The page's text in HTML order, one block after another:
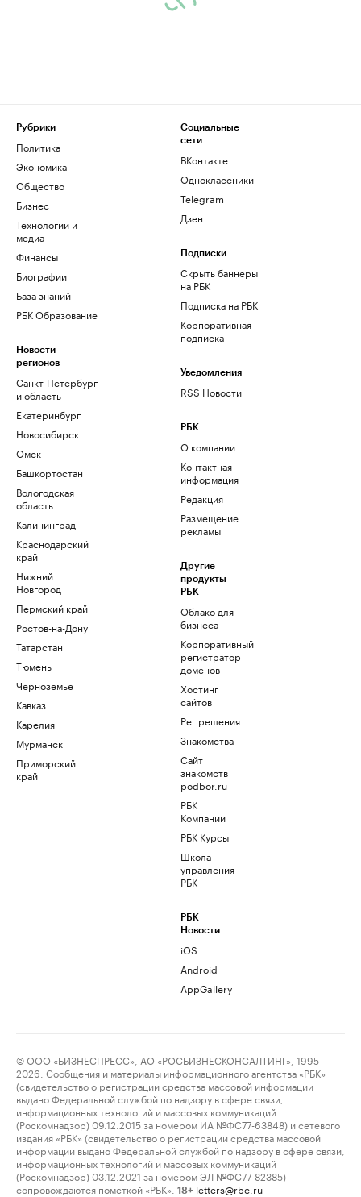
Рубрики
Политика
Экономика
Общество
Бизнес
Технологии и
медиа
Финансы
Биографии
База знаний
РБК Образование
Новости
регионов
Санкт-Петербург
и область
Екатеринбург
Новосибирск
Омск
Башкортостан
Вологодская
область
Калининград
Краснодарский
край
Нижний
Новгород
Пермский край
Ростов-на-Дону
Татарстан
Тюмень
Черноземье
Кавказ
Карелия
Мурманск
Приморский
край
Социальные
сети
ВКонтакте
Одноклассники
Telegram
Дзен
Подписки
Скрыть баннеры
на РБК
Подписка на РБК
Корпоративная
подписка
Уведомления
RSS Новости
РБК
О компании
Контактная
информация
Редакция
Размещение
рекламы
Другие
продукты
РБК
Облако для
бизнеса
Корпоративный
регистратор
доменов
Хостинг
сайтов
Рег.решения
Знакомства
Сайт
знакомств
podbor.ru
РБК
Компании
РБК Курсы
Школа
управления
РБК
РБК
Новости
iOS
Android
AppGallery
© ООО «БИЗНЕСПРЕСС», АО «РОСБИЗНЕСКОНСАЛТИНГ», 1995–
2026. Сообщения и материалы информационного агентства «РБК»
(свидетельство о регистрации средства массовой информации
выдано Федеральной службой по надзору в сфере связи,
информационных технологий и массовых коммуникаций
(Роскомнадзор) 09.12.2015 за номером ИА №ФС77-63848) и сетевого
издания «РБК» (свидетельство о регистрации средства массовой
информации выдано Федеральной службой по надзору в сфере связи,
информационных технологий и массовых коммуникаций
(Роскомнадзор) 03.12.2021 за номером ЭЛ №ФС77-82385)
сопровождаются пометкой «РБК».
18+ letters@rbc.ru